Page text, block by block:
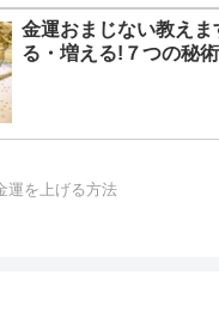
金運おまじない教え
る・増える!７つの秘術
運を上げる方法